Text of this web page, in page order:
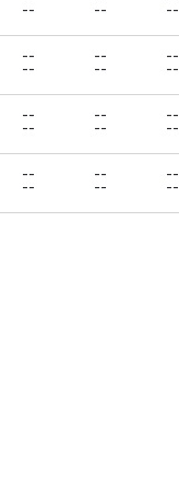
-- -- --
--
--
--
--
--
--
--
--
--
--
--
--
--
--
--
--
--
--